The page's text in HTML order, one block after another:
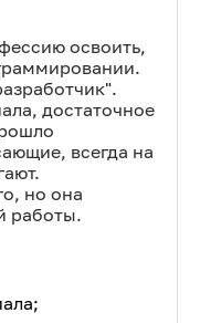
освоить,
достаточное
всегда на
но она
работы.